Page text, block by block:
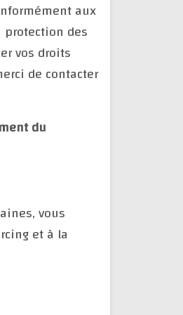
aux
des
vos droits
de contacter
du
vous
et à la